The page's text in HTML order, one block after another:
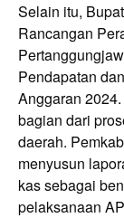
Selain itu,
Rancangan
Pendapatan
Anggaran
bagian dari
daerah.
menyusun
kas sebagai
pelaksanaan